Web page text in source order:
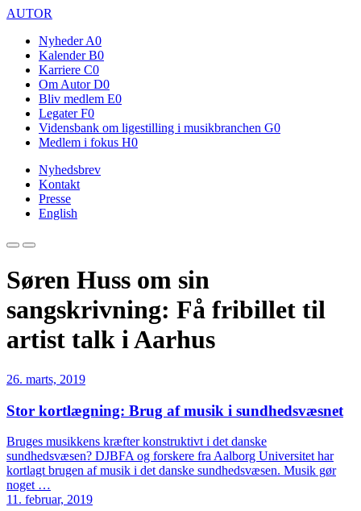
AUTOR
Nyheder A0
Kalender B0
Karriere C0
Om Autor D0
Bliv medlem E0
Legater F0
Vidensbank om ligestilling i musikbranchen G0
Medlem i fokus H0
Nyhedsbrev
Kontakt
Presse
English
Søren Huss om sin
sangskrivning: Få fribillet til
artist talk i Aarhus
26. marts, 2019
Stor kortlægning: Brug af musik i sundhedsvæsnet
Bruges musikkens kræfter konstruktivt i det danske
sundhedsvæsen? DJBFA og forskere fra Aalborg Universitet har
kortlagt brugen af musik i det danske sundhedsvæsen. Musik gør
noget …
11. februar, 2019